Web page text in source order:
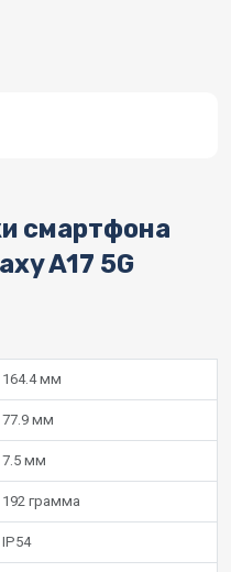
смартфона
A17 5G
164.4 мм
77.9 мм
7.5 мм
192 грамма
IP54